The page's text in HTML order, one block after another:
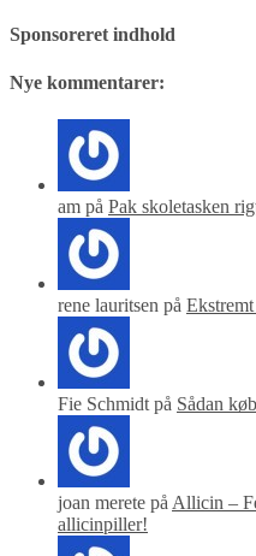
Sponsoreret indhold
Nye kommentarer:
am på Pak skoletasken
rene lauritsen på
Fie Schmidt på Sådan
joan merete på Allicin –
allicinpiller!